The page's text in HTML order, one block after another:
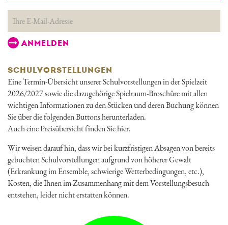
SCHULVORSTELLUNGEN
Eine Termin-Übersicht unserer Schulvorstellungen in der Spielzeit
2026/2027 sowie die dazugehörige Spielraum-Broschüre mit allen
wichtigen Informationen zu den Stücken und deren Buchung können
Sie über die folgenden Buttons herunterladen.
Auch eine Preisübersicht finden Sie hier.
Wir weisen darauf hin, dass wir bei kurzfristigen Absagen von bereits
gebuchten Schulvorstellungen aufgrund von höherer Gewalt
(Erkrankung im Ensemble, schwierige Wetterbedingungen, etc.),
Kosten, die Ihnen im Zusammenhang mit dem Vorstellungsbesuch
entstehen, leider nicht erstatten können.